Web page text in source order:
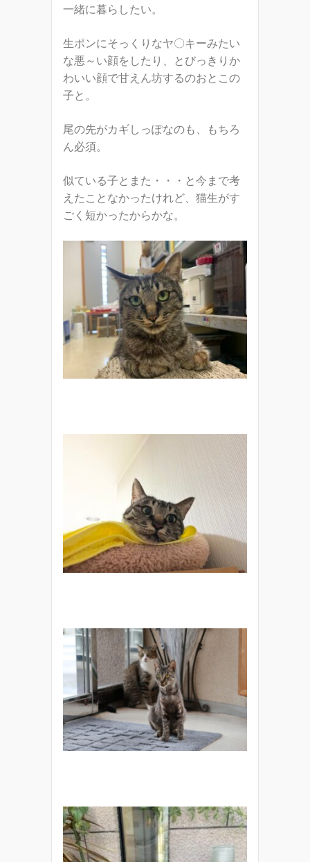
一緒に暮らしたい。
生ポンにそっくりなヤ〇キーみたい
な悪～い顔をしたり、とびっきりか
わいい顔で甘えん坊するのおとこの
子と。
尾の先がカギしっぽなのも、もちろ
ん必須。
似ている子とまた・・・と今まで考
えたことなかったけれど、猫生がす
ごく短かったからかな。